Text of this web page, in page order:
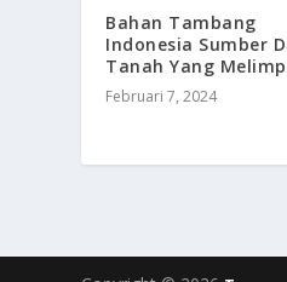
Bahan Tambang
Indonesia Sumber
Tanah Yang
Februari 7, 2024